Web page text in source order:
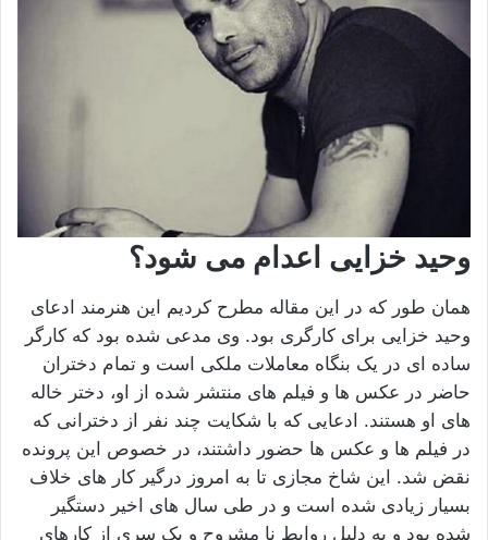
وحید خزایی اعدام می شود؟
همان طور که در این مقاله مطرح کردیم این هنرمند ادعای
وحید خزایی برای کارگری بود. وی مدعی شده بود که کارگر
ساده ای در یک بنگاه معاملات ملکی است و تمام دختران
حاضر در عکس ها و فیلم های منتشر شده از او، دختر خاله
های او هستند. ادعایی که با شکایت چند نفر از دخترانی که
در فیلم ها و عکس ها حضور داشتند، در خصوص این پرونده
نقض شد. این شاخ مجازی تا به امروز درگیر کار های خلاف
بسیار زیادی شده است و در طی سال های اخیر دستگیر
شده بود و به دلیل روابط نا مشروح و یک سری از کارهای